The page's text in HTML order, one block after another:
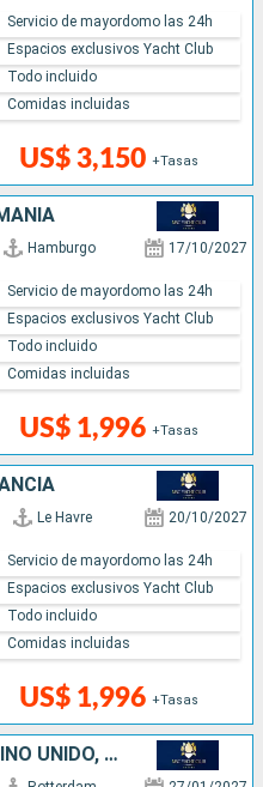
US$ 3,150 +Tasas
Servicio de mayordomo las 24h
Espacios exclusivos Yacht Club
Todo incluido
Comidas incluidas
Hamburgo 17/10/2027
US$ 1,996 +Tasas
Servicio de mayordomo las 24h
Espacios exclusivos Yacht Club
Todo incluido
Comidas incluidas
Le Havre 20/10/2027
US$ 1,996 +Tasas
Servicio de mayordomo las 24h
Espacios exclusivos Yacht Club
Todo incluido
Comidas incluidas
PAISES BAJOS, FRANCIA, REINO UNIDO, ALEMANIA, BÉLGICA